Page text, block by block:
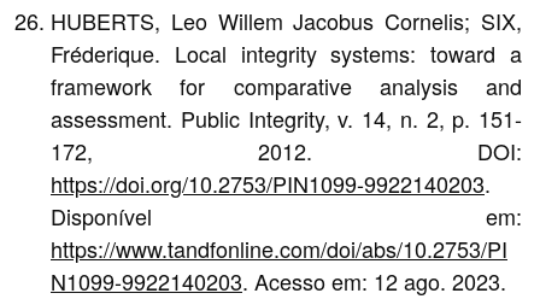
HUBERTS, Leo Willem Jacobus Cornelis; SIX,
Fréderique. Local integrity systems: toward a
framework for comparative analysis and
assessment. Public Integrity, v. 14, n. 2, p. 151-
172, 2012. DOI:
https://doi.org/10.2753/PIN1099-9922140203.
Disponível em:
https://www.tandfonline.com/doi/abs/10.2753/PI
N1099-9922140203. Acesso em: 12 ago. 2023.